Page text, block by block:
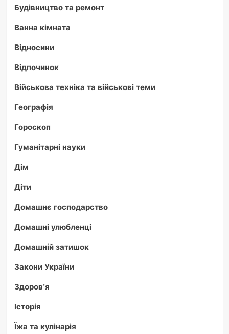
Будівництво та ремонт
Ванна кімната
Відносини
Відпочинок
Військова техніка та військові теми
Географія
Гороскоп
Гуманітарні науки
Дім
Діти
Домашнє господарство
Домашні улюбленці
Домашній затишок
Закони України
Здоров'я
Історія
Їжа та кулінарія